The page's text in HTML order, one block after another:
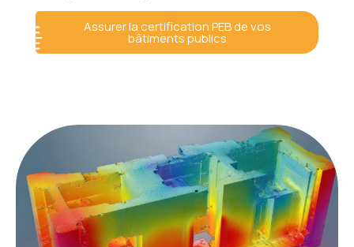
Assurer la certification PEB de vos
bâtiments publics